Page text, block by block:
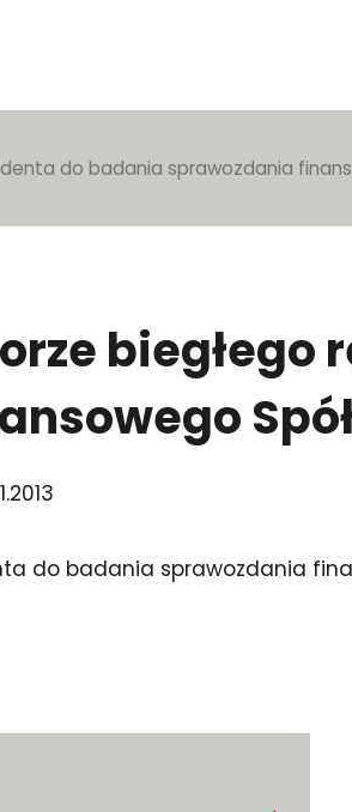
do badania sprawozdania
biegłego
do badania sprawozdania